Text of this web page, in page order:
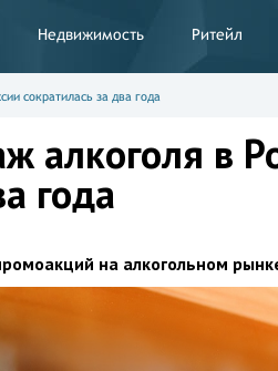
Недвижимость Ритейл
сократилась за два года
алкоголя в
года
на алкогольном